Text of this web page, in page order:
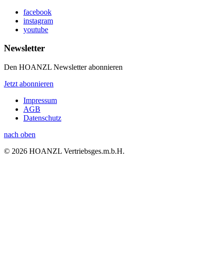
facebook
instagram
youtube
Newsletter
Den HOANZL Newsletter abonnieren
Jetzt abonnieren
Impressum
AGB
Datenschutz
nach oben
© 2026 HOANZL Vertriebsges.m.b.H.